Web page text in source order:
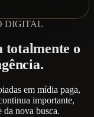
DIGITAL
totalmente o
em mídia paga,
importante,
da nova busca.